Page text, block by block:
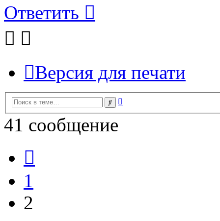
Ответить
Версия для печати
Поиск
41 сообщение
1
2